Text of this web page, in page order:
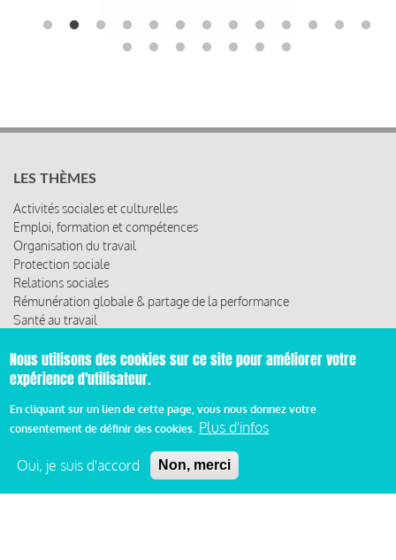
LES THÈMES
Activités sociales et culturelles
Emploi, formation et compétences
Organisation du travail
Protection sociale
Relations sociales
Rémunération globale & partage de la performance
Santé au travail
ACCÈS RAPIDE
Les abonnements
Les rencontres
Nous utilisons des cookies sur ce site pour améliorer votre
expérience d'utilisateur.
En cliquant sur un lien de cette page, vous nous donnez votre
consentement de définir des cookies. Plus d'infos
Oui, je suis d'accord Non, merci